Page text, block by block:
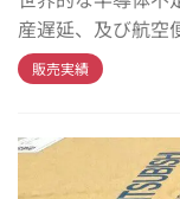
産遅延、及び航空
販売実績